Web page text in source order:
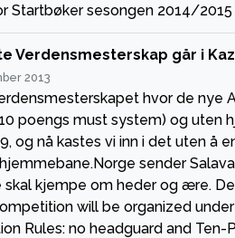
Startbøker sesongen 2014/2015
Verdensmesterskap går i
2013
hvor de nye
poengs must system) og uten
og nå kastes vi inn i det uten å
sender
kjempe om heder og ære.
will be organized
Rules: no headguard and Ten-